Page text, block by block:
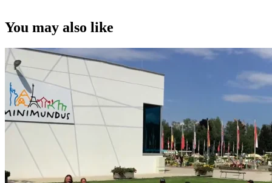
You may also like